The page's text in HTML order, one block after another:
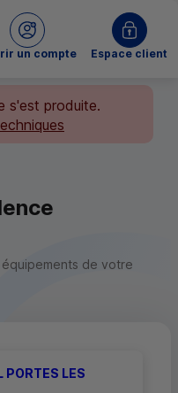
site
un compte
du Crédit MutuelEspace client
s'est produite.
de votre
PORTES LES